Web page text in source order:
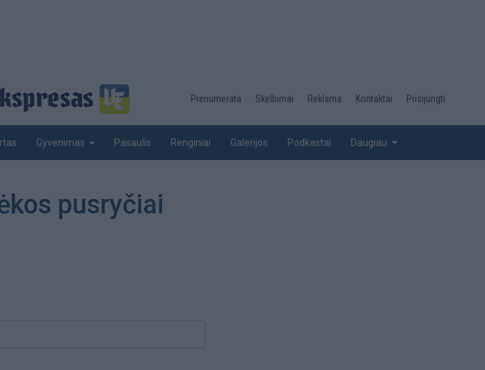
Desktop
top
Prenumerata Skelbimai Reklama Kontaktai Prisijungti
Gyvenimas Pasaulis Renginiai Galerijos Podkastai Daugiau
pusryčiai